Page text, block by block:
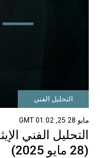
التحليل الفني
مايو 28 25, 01:02 GMT
(28 مايو 2025)